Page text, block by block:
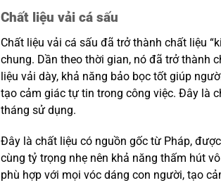
Chất liệu vải cá sấu
Chất liệu vải cá sấu đã trở thành chất liệu
chung. Dần theo thời gian, nó đã trở thành
liệu vải dày, khả năng bảo bọc tốt giúp
tạo cảm giác tự tin trong công việc. Đây là
tháng sử dụng.
Đây là chất liệu có nguồn gốc từ Pháp,
cùng tỷ trọng nhẹ nên khả năng thấm hút
phù hợp với mọi vóc dáng con người, tạo